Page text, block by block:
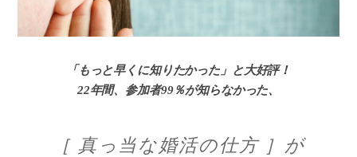
「もっと早くに知りたかった」と大好評！
22年間、参加者99％が知らなかった、
［ 真っ当な婚活の仕方 ］が